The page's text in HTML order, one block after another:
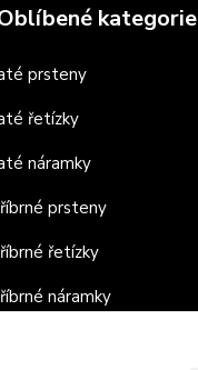
kategorie
prsteny
řetízky
náramky
prsteny
řetízky
náramky